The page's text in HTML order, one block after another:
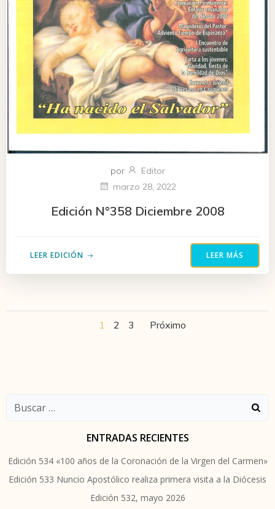
por
Editor
marzo 28, 2022
Edición N°358 Diciembre 2008
LEER EDICIÓN LEER MÁS
Navegación
Página
1 Página
2 Página
3 Próximo
Buscar:
ENTRADAS RECIENTES
Edición 534 «100 años de la Coronación de la Virgen del Carmen»
Edición 533 Nuncio Apostólico realiza primera visita a la Diócesis
Edición 532, mayo 2026